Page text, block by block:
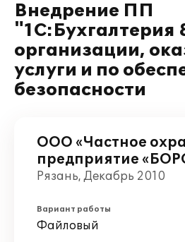
Внедрение ПП
"1С:Бухгалтерия
организации,
услуги и по
безопасности
ООО «Частное
предприятие
Рязань, Декабрь 2010
Вариант работы
Файловый